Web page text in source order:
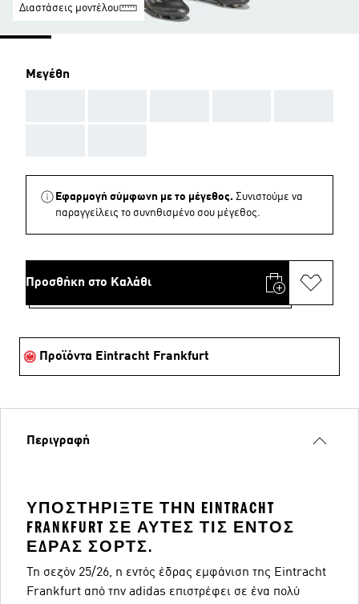
Διαστάσεις μοντέλου
Μεγέθη
Εφαρμογή σύμφωνη με το μέγεθος. Συνιστούμε να
παραγγείλεις το συνηθισμένο σου μέγεθος.
Προσθήκη στο Καλάθι
Προϊόντα Eintracht Frankfurt
Περιγραφή
ΥΠΟΣΤΗΡΊΞΤΕ ΤΗΝ EINTRACHT
FRANKFURT ΣΕ ΑΥΤΈΣ ΤΙΣ ΕΝΤΌΣ
ΈΔΡΑΣ ΣΟΡΤΣ.
Τη σεζόν 25/26, η εντός έδρας εμφάνιση της Eintracht
Frankfurt από την adidas επιστρέφει σε ένα πολύ